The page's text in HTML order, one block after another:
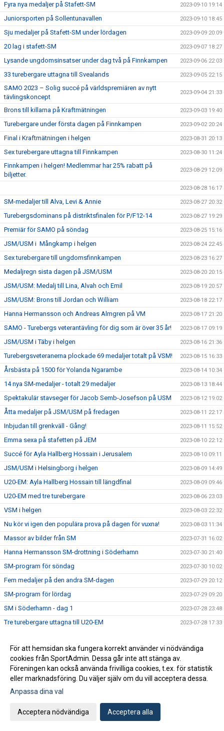
Fyra nya medaljer på Stafett-SM 2023-09-10 19:14
Juniorsporten på Sollentunavallen 2023-09-10 18:45
Sju medaljer på Stafett-SM under lördagen 2023-09-09 20:09
20 lag i stafett-SM 2023-09-07 18:27
Lysande ungdomsinsatser under dag två på Finnkampen 2023-09-06 22:03
33 turebergare uttagna till Svealands 2023-09-05 22:15
SAMO 2023 – Solig succé på världspremiären av nytt
tävlingskoncept
2023-09-04 21:33
Brons till killarna på Kraftmätningen 2023-09-03 19:40
Turebergare under första dagen på Finnkampen 2023-09-02 20:24
Final i Kraftmätningen i helgen 2023-08-31 20:13
Sex turebergare uttagna till Finnkampen 2023-08-30 11:24
Finnkampen i helgen! Medlemmar har 25% rabatt på
biljetter.
2023-08-29 12:09
2023-08-28 16:17
SM-medaljer till Alva, Levi & Annie 2023-08-27 20:32
Turebergsdominans på distriktsfinalen för P/F12-14 2023-08-27 19:29
Premiär för SAMO på söndag 2023-08-25 15:16
JSM/USM i Mångkamp i helgen 2023-08-24 22:45
Sex turebergare till ungdomsfinnkampen 2023-08-23 16:27
Medaljregn sista dagen på JSM/USM 2023-08-20 20:15
JSM/USM: Medalj till Lina, Alvah och Emil 2023-08-19 20:57
JSM/USM: Brons till Jordan och William 2023-08-18 22:17
Hanna Hermansson och Andreas Almgren på VM 2023-08-17 21:20
SAMO - Turebergs veterantävling för dig som är över 35 år! 2023-08-17 09:19
JSM/USM i Täby i helgen 2023-08-16 21:36
Turebergsveteranerna plockade 69 medaljer totalt på VSM! 2023-08-15 16:33
Årsbästa på 1500 för Yolanda Ngarambe 2023-08-14 10:34
14 nya SM-medaljer - totalt 29 medaljer 2023-08-13 18:44
Spektakulär stavseger för Jacob Semb-Josefson på USM 2023-08-12 19:02
Åtta medaljer på JSM/USM på fredagen 2023-08-11 22:17
Inbjudan till grenkväll - Gång! 2023-08-11 15:52
Emma sexa på stafetten på JEM 2023-08-10 22:12
Succé för Ayla Hallberg Hossain i Jerusalem 2023-08-10 09:11
JSM/USM i Helsingborg i helgen 2023-08-09 14:49
U20-EM: Ayla Hallberg Hossain till längdfinal 2023-08-09 09:46
U20-EM med tre turebergare 2023-08-06 23:03
VSM i helgen 2023-08-03 22:32
Nu kör vi igen den populära prova på dagen för vuxna! 2023-08-03 11:34
Massor av bilder från SM 2023-07-31 16:02
Hanna Hermansson SM-drottning i Söderhamn 2023-07-30 21:40
SM-program för söndag 2023-07-30 10:02
Fem medaljer på den andra SM-dagen 2023-07-29 20:12
SM-program för lördag 2023-07-29 09:20
SM i Söderhamn - dag 1 2023-07-28 23:48
Tre turebergare uttagna till U20-EM 2023-07-28 17:33
Dags för SM i helgen 2023-07-27 09:57
Alva på EYOF 2023-07-26 22:26
Rapport från Leksands Sparbanksspel 2023-07-24 16:37
Turebergare på Nordiska Juniorlandskampen
För att hemsidan ska fungera korrekt använder vi nödvändiga
cookies från SportAdmin. Dessa går inte att stänga av.
Föreningen kan också använda frivilliga cookies, t.ex. för statistik
eller marknadsföring. Du väljer själv om du vill acceptera dessa.
Anpassa dina val
Acceptera nödvändiga Acceptera alla